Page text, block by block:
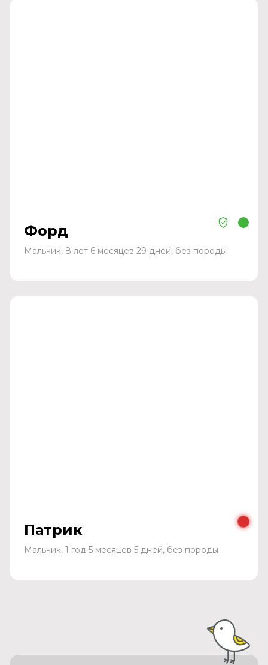
Форд
Мальчик, 8 лет 6 месяцев 29 дней, без породы
Патрик
Мальчик, 1 год 5 месяцев 5 дней, без породы